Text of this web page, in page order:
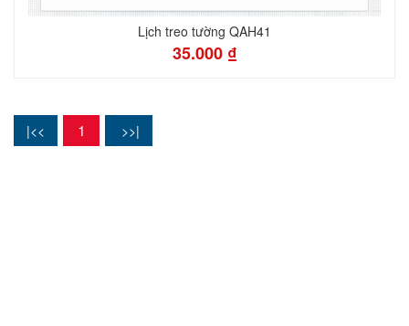
Lịch treo tường QAH41
35.000 ₫
1